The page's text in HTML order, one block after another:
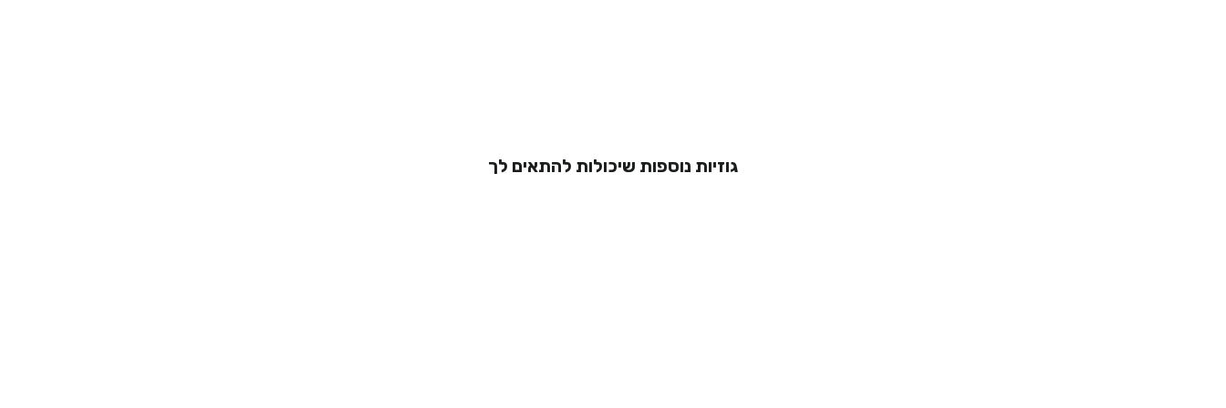
גוזיות נוספות שיכולות להתאים לך